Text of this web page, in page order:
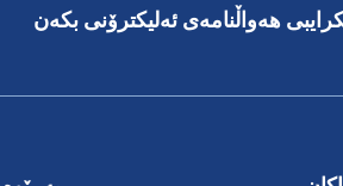
هەواڵنامەی ئەلیکترۆنی بکەن